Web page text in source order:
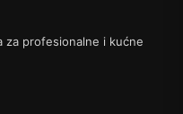
za profesionalne i kućne